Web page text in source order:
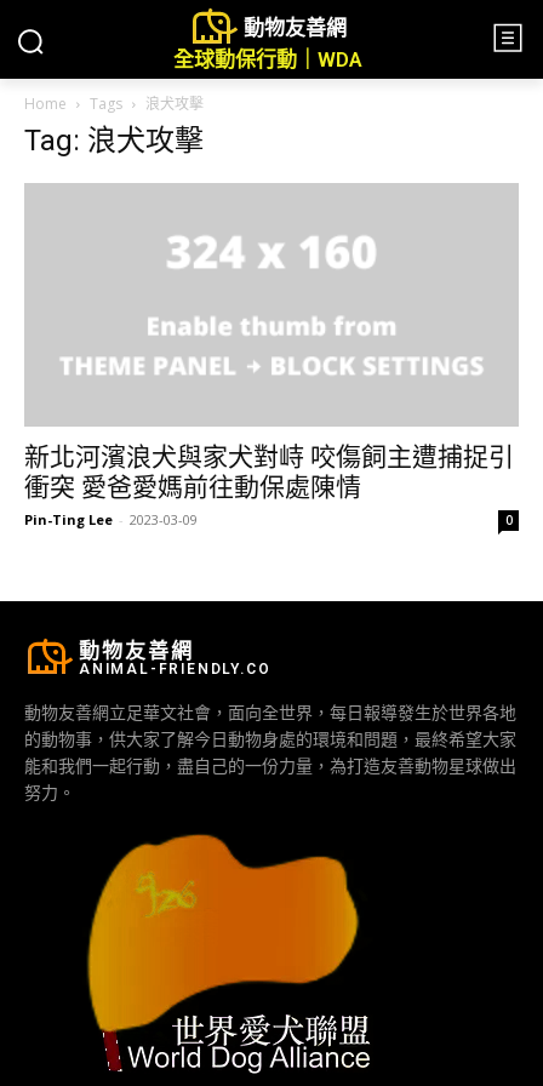
動物友善網
全球動保行動｜WDA
Home Tags 浪犬攻擊
Tag: 浪犬攻擊
新北河濱浪犬與家犬對峙 咬傷飼主遭捕捉引
衝突 愛爸愛媽前往動保處陳情
Pin-Ting Lee - 2023-03-09 0
動物友善網
ANIMAL-FRIENDLY.CO
動物友善網立足華文社會，面向全世界，每日報導發生於世界各地
的動物事，供大家了解今日動物身處的環境和問題，最終希望大家
能和我們一起行動，盡自己的一份力量，為打造友善動物星球做出
努力。